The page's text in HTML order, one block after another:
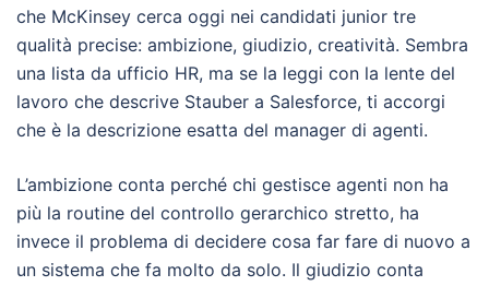
che McKinsey cerca oggi nei candidati junior tre
qualità precise: ambizione, giudizio, creatività. Sembra
una lista da ufficio HR, ma se la leggi con la lente del
lavoro che descrive Stauber a Salesforce, ti accorgi
che è la descrizione esatta del manager di agenti.
L’ambizione conta perché chi gestisce agenti non ha
più la routine del controllo gerarchico stretto, ha
invece il problema di decidere cosa far fare di nuovo a
un sistema che fa molto da solo. Il giudizio conta